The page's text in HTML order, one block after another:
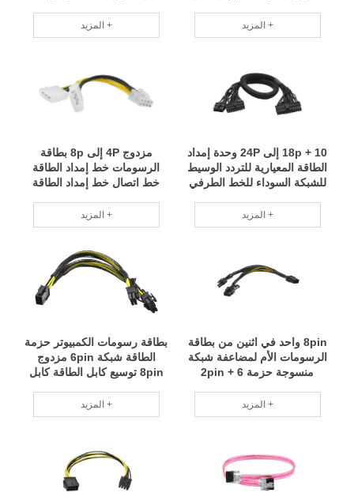
المزيد + المزيد +
مزدوج 4P إلى 8p بطاقة
الرسومات خط إمداد الطاقة
خط اتصال خط إمداد الطاقة
المزيد +
10 + 18p إلى 24P وحدة إمداد
الطاقة المعيارية للتردد الوسيط
للشبكة السوداء للخط الطرفي
المزيد +
بطاقة رسومات الكمبيوتر حزمة
الطاقة شبكة 6pin مزدوج
8pin توسيع كابل الطاقة كابل
المزيد +
8pin واحد في اثنين من بطاقة
الرسومات الأم لمضاعفة شبكة
منسوجة حزمة 6 + 2pin
المزيد +